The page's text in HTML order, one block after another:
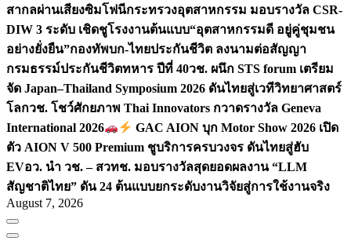
สากลผ่านเสียงซิมโฟนีกระทรวงอุตสาหกรรม มอบรางวัล CSR-
DIW 3 ระดับ เชิดชูโรงงานต้นแบบ“อุตสาหกรรมดี อยู่คู่ชุมชน
อย่างยั่งยืน”กองทัพบก-ไทยประกันชีวิต ลงนามต่อสัญญา
กรมธรรม์ประกันชีวิตทหาร ปีที่ 40วช. ผนึก STS forum เตรียม
จัด Japan–Thailand Symposium 2026 ดันไทยสู่เวทีวิทยาศาสตร์
โลกวช. โชว์ศักยภาพ Thai Innovators กวาดรางวัล Geneva
International 2026
GAC AION บุก Motor Show 2026 เปิด
ตัว AION V 500 Premium ชูบริการครบวงจร ดันไทยสู่ฮับ
EVอว. นำ วช. – สวทช. มอบรางวัลสุดยอดผลงาน “LLM
สัญชาติไทย” ดัน 24 ต้นแบบยกระดับงานวิจัยสู่การใช้งานจริง
August 7, 2026